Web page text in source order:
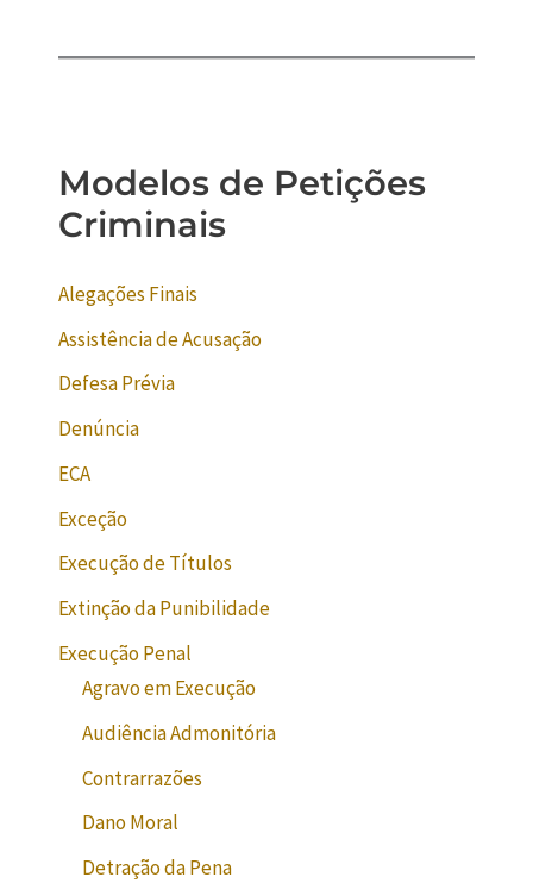
Modelos de Petições
Criminais
Alegações Finais
Assistência de Acusação
Defesa Prévia
Denúncia
ECA
Exceção
Execução de Títulos
Extinção da Punibilidade
Execução Penal
Agravo em Execução
Audiência Admonitória
Contrarrazões
Dano Moral
Detração da Pena